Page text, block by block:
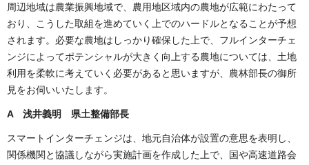
周辺地域は農業振興地域で、農用地区域内の農地が広範にわたって
おり、こうした取組を進めていく上でのハードルとなることが予想
されます。必要な農地はしっかり確保した上で、フルインターチェ
ンジによってポテンシャルが大きく向上する農地については、土地
利用を柔軟に考えていく必要があると思いますが、農林部長の御所
見をお伺いいたします。
A 浅井義明 県土整備部長
スマートインターチェンジは、地元自治体が設置の意思を表明し、
関係機関と協議しながら実施計画を作成した上で、国や高速道路会